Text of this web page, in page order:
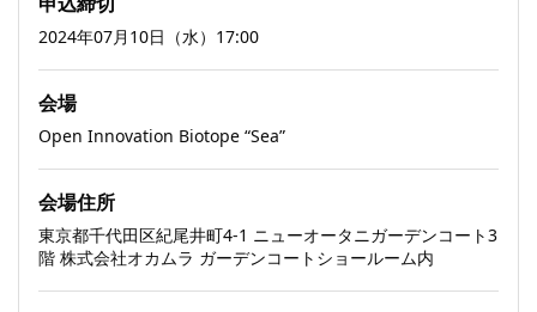
2024年07月10日（水）17:00
会場
Open Innovation Biotope “Sea”
会場住所
東京都千代田区紀尾井町4-1 ニューオータニガーデンコート3
階 株式会社オカムラ ガーデンコートショールーム内